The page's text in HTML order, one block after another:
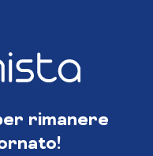
rimanere